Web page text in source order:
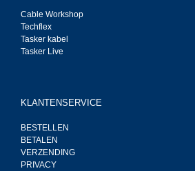
Cable Workshop
Techflex
Tasker kabel
Tasker Live
KLANTENSERVICE
BESTELLEN
BETALEN
VERZENDING
PRIVACY